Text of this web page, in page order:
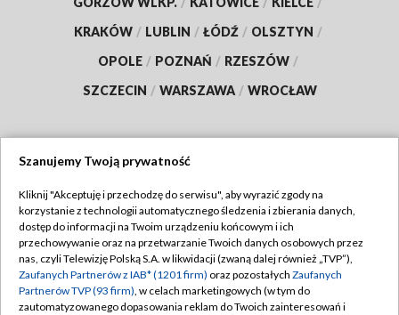
KRAKÓW / LUBLIN / ŁÓDŹ / OLSZTYN /
OPOLE / POZNAŃ / RZESZÓW /
SZCZECIN / WARSZAWA / WROCŁAW
TVP
Abonament TVP
Emisja w TVP
Centrum informacji TVP
Regulamin TVP
Polityka prywatności
Moje zgody
Szanujemy Twoją prywatność
Kliknij "Akceptuję i przechodzę do serwisu", aby wyrazić zgody na
korzystanie z technologii automatycznego śledzenia i zbierania danych,
dostęp do informacji na Twoim urządzeniu końcowym i ich
przechowywanie oraz na przetwarzanie Twoich danych osobowych przez
nas, czyli Telewizję Polską S.A. w likwidacji (zwaną dalej również „TVP”),
Zaufanych Partnerów z IAB* (1201 firm) oraz pozostałych Zaufanych
Partnerów TVP (93 firm), w celach marketingowych (w tym do
zautomatyzowanego dopasowania reklam do Twoich zainteresowań i